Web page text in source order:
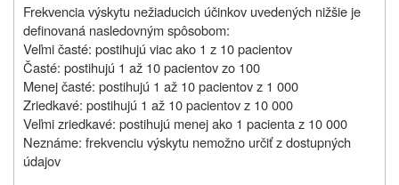
Frekvencia výskytu nežiaducich účinkov uvedených nižšie je
definovaná nasledovným spôsobom:
Veľmi časté: postihujú viac ako 1 z 10 pacientov
Časté: postihujú 1 až 10 pacientov zo 100
Menej časté: postihujú 1 až 10 pacientov z 1 000
Zriedkavé: postihujú 1 až 10 pacientov z 10 000
Veľmi zriedkavé: postihujú menej ako 1 pacienta z 10 000
Neznáme: frekvenciu výskytu nemožno určiť z dostupných
údajov